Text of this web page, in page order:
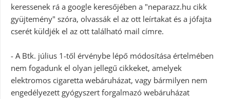
keressenek rá a google keresőjében a "neparazz.hu cikk
gyüjtemény" szóra, olvassák el az ott leírtakat és a jófajta
cserét küldjék el az ott található mail címre.
- A Btk. július 1-től érvénybe lépő módosítása értelmében
nem fogadunk el olyan jellegű cikkeket, amelyek
elektromos cigaretta webáruházat, vagy bármilyen nem
engedélyezett gyógyszert forgalmazó webáruházat